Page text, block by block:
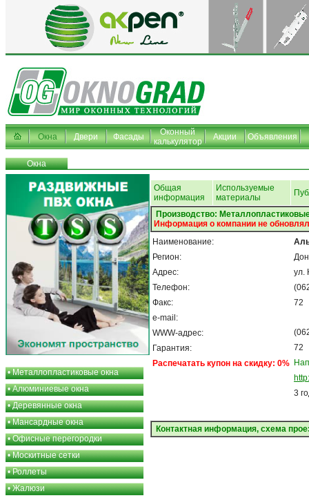
Окна Двери Фасады
Оконный
калькулятор
Акции Объявления
Окна
•Металлопластиковые окна
•Алюминиевые окна
•Деревянные окна
•Мансардные окна
•Офисные перегородки
•Москитные сетки
•Роллеты
•Жалюзи
Общая
информация
Используемые
материалы
Производство:
Информация о компании не
Наименование:
Регион:
Адрес:
Телефон:
Факс:
e-mail:
WWW-адрес:
Гарантия:
Распечатать купон на скидку: 0%
ул.
72
72
3
Контактная информация, схема